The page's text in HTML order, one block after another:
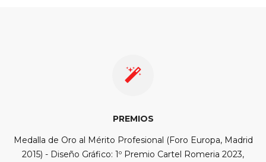
PREMIOS
Medalla de Oro al Mérito Profesional (Foro Europa, Madrid
2015) - Diseño Gráfico: 1º Premio Cartel Romeria 2023,